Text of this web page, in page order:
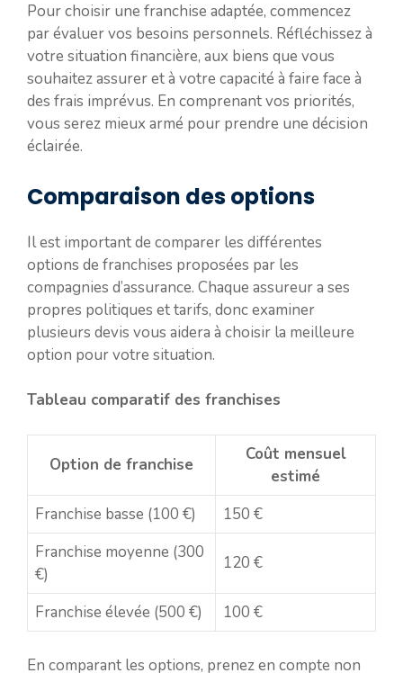
Pour choisir une franchise adaptée, commencez
par évaluer vos besoins personnels. Réfléchissez à
votre situation financière, aux biens que vous
souhaitez assurer et à votre capacité à faire face à
des frais imprévus. En comprenant vos priorités,
vous serez mieux armé pour prendre une décision
éclairée.
Comparaison des options
Il est important de comparer les différentes
options de franchises proposées par les
compagnies d’assurance. Chaque assureur a ses
propres politiques et tarifs, donc examiner
plusieurs devis vous aidera à choisir la meilleure
option pour votre situation.
Tableau comparatif des franchises
Option de franchise
Coût mensuel
estimé
Franchise basse (100 €)
150 €
Franchise moyenne (300
€)
120 €
Franchise élevée (500 €) 100 €
En comparant les options, prenez en compte non